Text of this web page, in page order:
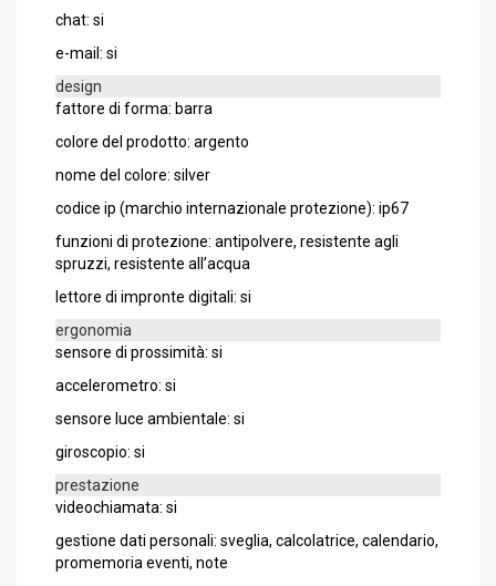
chat: si
e-mail: si
design
fattore di forma: barra
colore del prodotto: argento
nome del colore: silver
codice ip (marchio internazionale protezione): ip67
funzioni di protezione: antipolvere, resistente agli
spruzzi, resistente all’acqua
lettore di impronte digitali: si
ergonomia
sensore di prossimità: si
accelerometro: si
sensore luce ambientale: si
giroscopio: si
prestazione
videochiamata: si
gestione dati personali: sveglia, calcolatrice, calendario,
promemoria eventi, note